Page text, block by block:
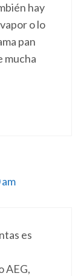
hay
o lo
pan
mucha
es
AEG,